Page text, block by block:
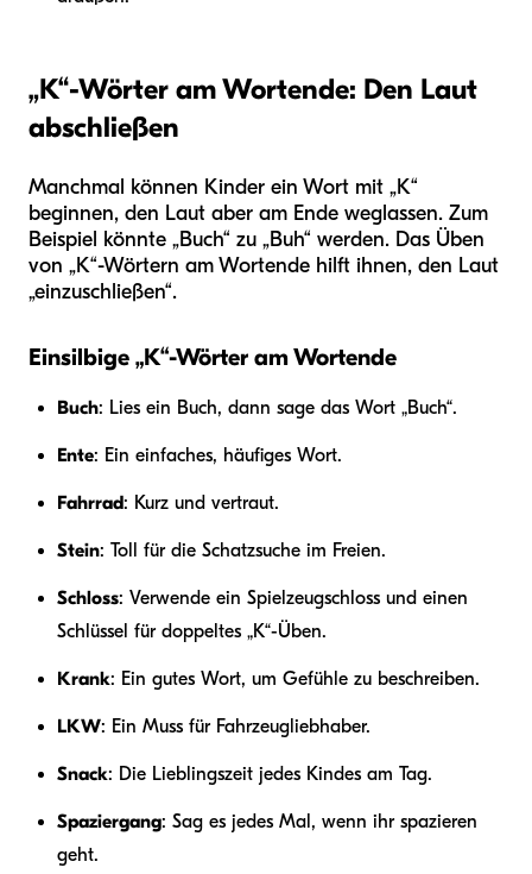
„K“-Wörter am Wortende: Den Laut
abschließen
Manchmal können Kinder ein Wort mit „K“
beginnen, den Laut aber am Ende weglassen. Zum
Beispiel könnte „Buch“ zu „Buh“ werden. Das Üben
von „K“-Wörtern am Wortende hilft ihnen, den Laut
„einzuschließen“.
Einsilbige „K“-Wörter am Wortende
Buch: Lies ein Buch, dann sage das Wort „Buch“.
Ente: Ein einfaches, häufiges Wort.
Fahrrad: Kurz und vertraut.
Stein: Toll für die Schatzsuche im Freien.
Schloss: Verwende ein Spielzeugschloss und einen
Schlüssel für doppeltes „K“-Üben.
Krank: Ein gutes Wort, um Gefühle zu beschreiben.
LKW: Ein Muss für Fahrzeugliebhaber.
Snack: Die Lieblingszeit jedes Kindes am Tag.
Spaziergang: Sag es jedes Mal, wenn ihr spazieren
geht.